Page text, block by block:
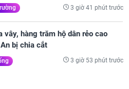
3 giờ 41 phút trước
vây, hàng trăm hộ dân rẻo cao
bị chia cắt
3 giờ 53 phút trước